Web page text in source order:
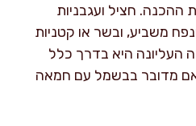
ההכנה. חציל ועגבניות
משביע, ובשר או קטניות
העליונה היא בדרך כלל
מדובר בבשמל עם חמאה